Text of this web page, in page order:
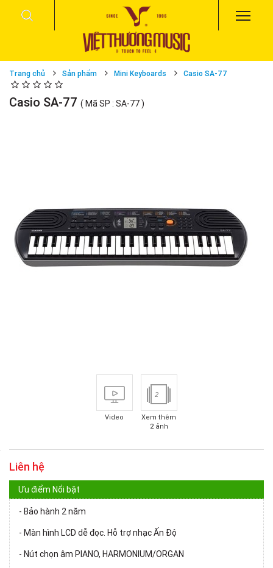
Trang chủ Sản phẩm Mini Keyboards Casio SA-77
Casio SA-77 ( Mã SP : SA-77 )
Video
2
Xem thêm
2 ảnh
Liên hệ
Ưu điểm Nổi bật
- Bảo hành 2 năm
- Màn hình LCD dễ đọc. Hỗ trợ nhạc Ấn Độ
- Nút chọn âm PIANO, HARMONIUM/ORGAN